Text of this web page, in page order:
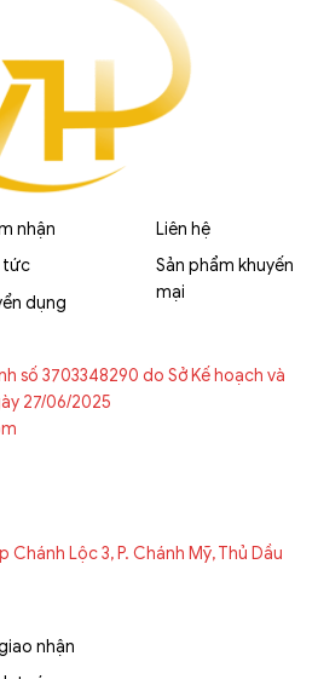
nhận
tức
dụng
Liên hệ
Sản phẩm khuyến
mại
số 3703348290 do Sở Kế hoạch và
27/06/2025
Chánh Lộc 3, P. Chánh Mỹ, Thủ Dầu
nhận